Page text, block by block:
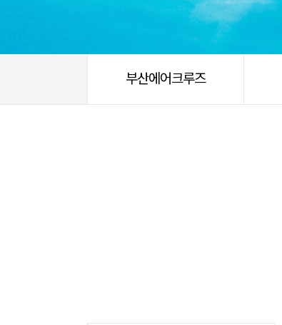
부산에어크루즈